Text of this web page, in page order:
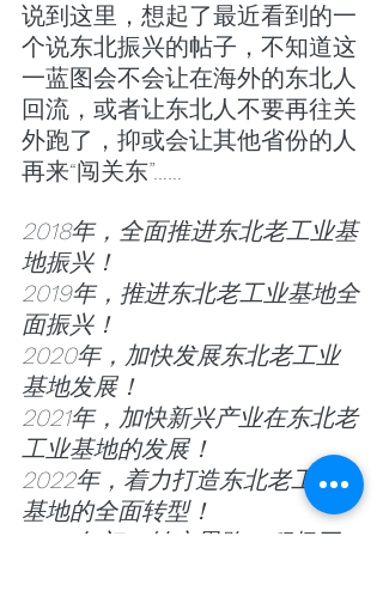
说到这里，想起了最近看到的一
个说东北振兴的帖子，不知道这
一蓝图会不会让在海外的东北人
回流，或者让东北人不要再往关
外跑了，抑或会让其他省份的人
再来“闯关东”……
2018年，全面推进东北老工业基
地振兴！
2019年，推进东北老工业基地全
面振兴！
2020年，加快发展东北老工业
基地发展！
2021年，加快新兴产业在东北老
工业基地的发展！
2022年，着力打造东北老工业
基地的全面转型！
2023年初，转变思路，积极开